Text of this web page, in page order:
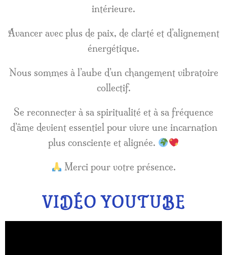
intérieure.
Avancer avec plus de paix, de clarté et d’alignement
énergétique.
Nous sommes à l’aube d’un changement vibratoire
collectif.
Se reconnecter à sa spiritualité et à sa fréquence
d’âme devient essentiel pour vivre une incarnation
plus consciente et alignée.
Merci pour votre présence.
VIDÉO YOUTUBE